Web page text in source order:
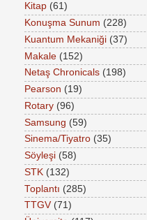
Kitap (61)
Konuşma Sunum (228)
Kuantum Mekaniği (37)
Makale (152)
Netaş Chronicals (198)
Pearson (19)
Rotary (96)
Samsung (59)
Sinema/Tiyatro (35)
Söyleşi (58)
STK (132)
Toplantı (285)
TTGV (71)